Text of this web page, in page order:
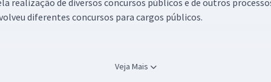
realização de diversos concursos públicos e de outros
diferentes concursos para cargos públicos.
concursos em andamento
com diferentes órgãos públicos em vários estados, como
Veja Mais